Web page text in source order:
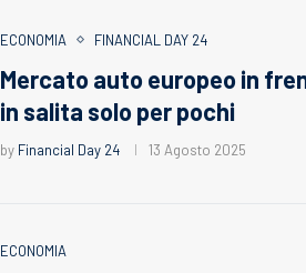
ECONOMIA FINANCIAL DAY 24
Mercato auto europeo in
in salita solo per pochi
by Financial Day 24 13 Agosto 2025
ECONOMIA